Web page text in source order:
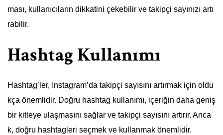
ması, kullanıcıların dikkatini çekebilir ve takipçi sayınızı artı
rabilir.
Hashtag Kullanımı
Hashtag’ler, Instagram’da takipçi sayısını artırmak için oldu
kça önemlidir. Doğru hashtag kullanımı, içeriğin daha geniş
bir kitleye ulaşmasını sağlar ve takipçi sayısını artırır. Anca
k, doğru hashtagleri seçmek ve kullanmak önemlidir.